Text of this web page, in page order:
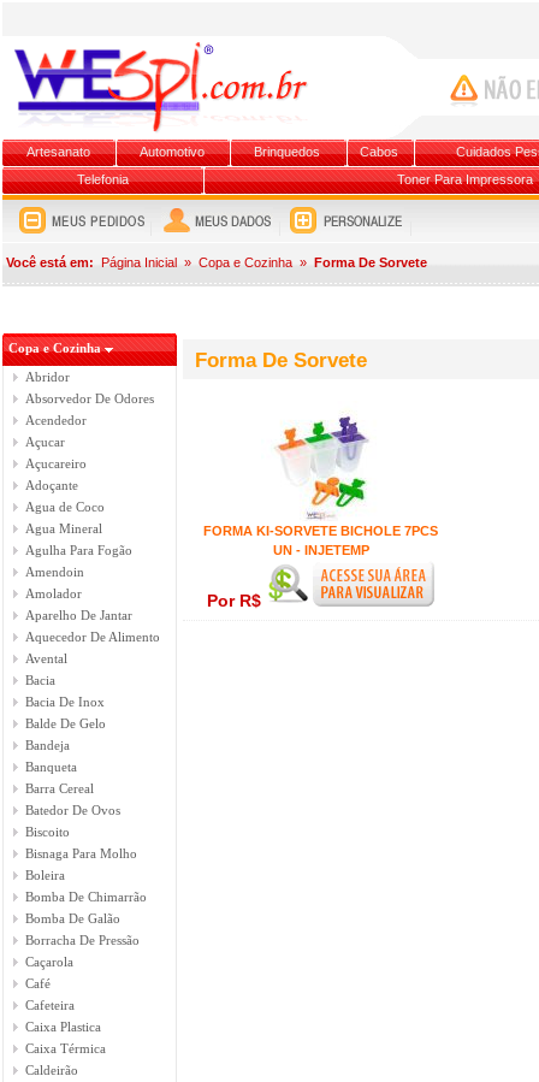
Artesanato Automotivo Brinquedos Cabos
Cuidados
Telefonia
Toner Para Impressora
Você está em: Página Inicial » Copa e Cozinha » Forma De Sorvete
Copa e Cozinha
Abridor
Absorvedor De Odores
Acendedor
Açucar
Açucareiro
Adoçante
Agua de Coco
Agua Mineral
Agulha Para Fogão
Amendoin
Amolador
Aparelho De Jantar
Aquecedor De Alimento
Avental
Bacia
Bacia De Inox
Balde De Gelo
Bandeja
Banqueta
Barra Cereal
Batedor De Ovos
Biscoito
Bisnaga Para Molho
Boleira
Bomba De Chimarrão
Bomba De Galão
Borracha De Pressão
Caçarola
Café
Cafeteira
Caixa Plastica
Caixa Térmica
Caldeirão
Forma De Sorvete
FORMA KI-SORVETE BICHOLE 7PCS
UN - INJETEMP
Por R$